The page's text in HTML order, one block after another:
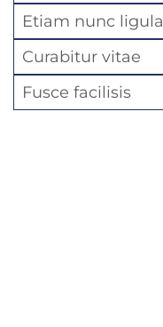
Etiam nunc ligula
Curabitur vitae
Fusce facilisis